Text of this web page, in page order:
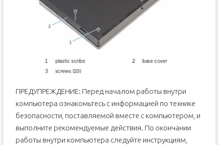
ПРЕДУПРЕЖДЕНИЕ: Перед началом работы внутри
компьютера ознакомьтесь с информацией по технике
безопасности, поставляемой вместе с компьютером, и
выполните рекомендуемые действия. По окончании
работы внутри компьютера следуйте инструкциям,